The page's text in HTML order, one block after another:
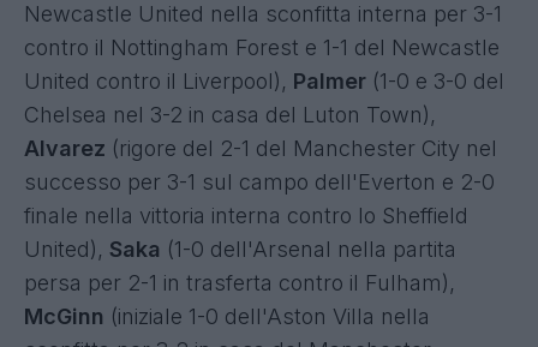
Newcastle United nella sconfitta interna per 3-1
contro il Nottingham Forest e 1-1 del Newcastle
United contro il Liverpool), Palmer (1-0 e 3-0 del
Chelsea nel 3-2 in casa del Luton Town),
Alvarez (rigore del 2-1 del Manchester City nel
successo per 3-1 sul campo dell'Everton e 2-0
finale nella vittoria interna contro lo Sheffield
United), Saka (1-0 dell'Arsenal nella partita
persa per 2-1 in trasferta contro il Fulham),
McGinn (iniziale 1-0 dell'Aston Villa nella